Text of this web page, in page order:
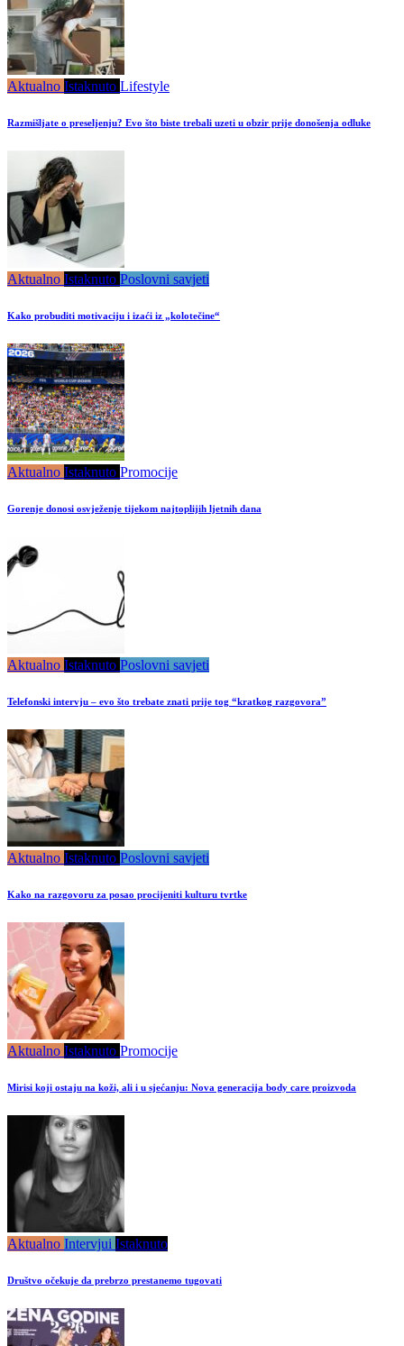
Aktualno Istaknuto Lifestyle
Razmišljate o preseljenju? Evo što biste trebali uzeti u obzir prije donošenja odluke
Aktualno Istaknuto Poslovni savjeti
Kako probuditi motivaciju i izaći iz „kolotečine“
Aktualno Istaknuto Promocije
Gorenje donosi osvježenje tijekom najtoplijih ljetnih dana
Aktualno Istaknuto Poslovni savjeti
Telefonski intervju – evo što trebate znati prije tog “kratkog razgovora”
Aktualno Istaknuto Poslovni savjeti
Kako na razgovoru za posao procijeniti kulturu tvrtke
Aktualno Istaknuto Promocije
Mirisi koji ostaju na koži, ali i u sjećanju: Nova generacija body care proizvoda
Aktualno Intervjui Istaknuto
Društvo očekuje da prebrzo prestanemo tugovati